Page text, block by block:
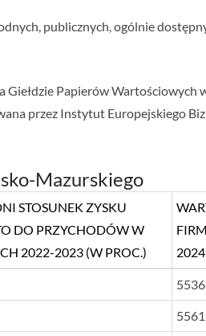
publicznych, ogólnie
Papierów Wartościowych
przez Instytut Europejskiego
Mazurskiego
STOSUNEK ZYSKU
DO PRZYCHODÓW W
2022-2023 (W PROC.)
2024
STOSUNEK ZYSKU
DO PRZYCHODÓW W
2022-2023 (W PROC.)
2024